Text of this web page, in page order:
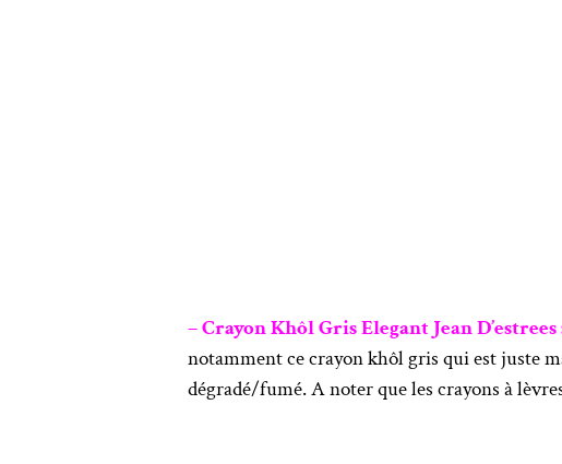
– Crayon Khôl Gris Elegant Jean D’estrees
notamment ce crayon khôl gris qui est juste
dégradé/fumé. A noter que les crayons à